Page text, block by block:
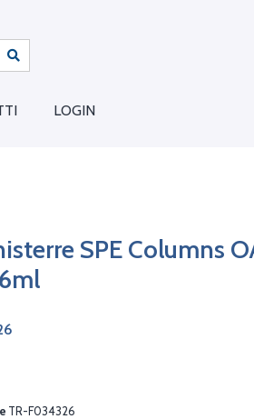
LOGIN
SPE Columns
TR-F034326